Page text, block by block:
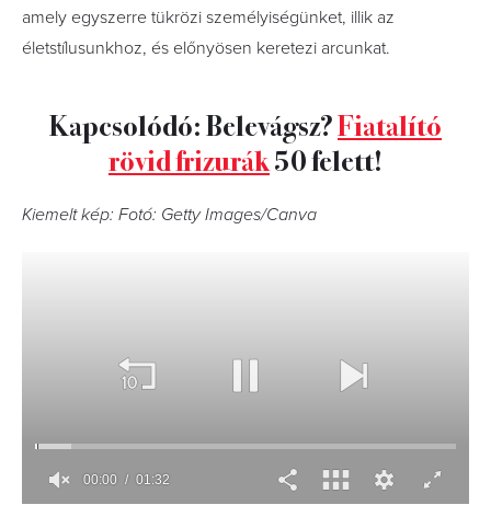
amely egyszerre tükrözi személyiségünket, illik az
életstílusunkhoz, és előnyösen keretezi arcunkat.
Kapcsolódó: Belevágsz?Fiatalító
rövid frizurák50 felett!
Kiemelt kép: Fotó: Getty Images/Canva